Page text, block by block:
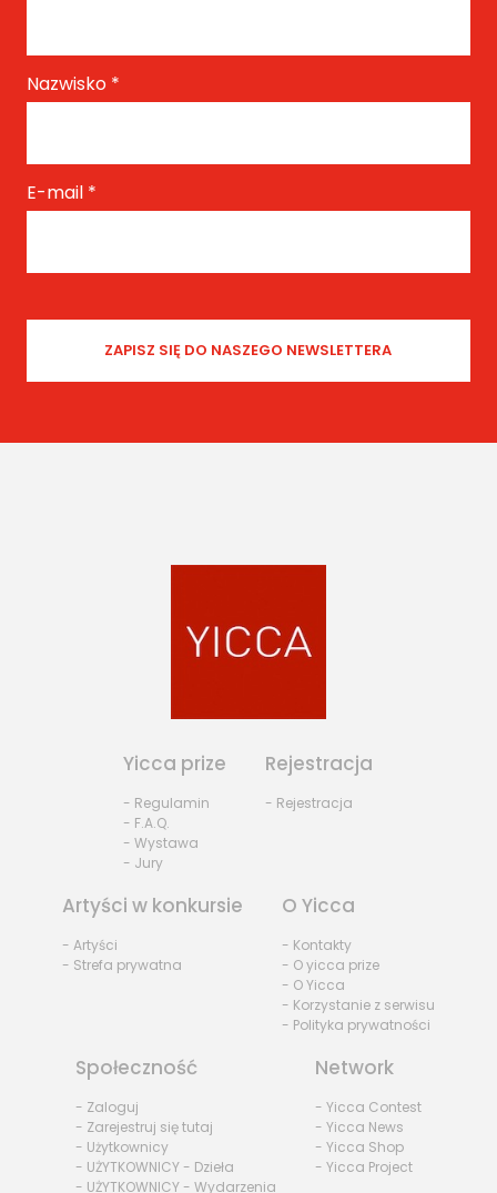
Nazwisko *
E-mail *
Yicca prize
- Regulamin
- F.A.Q.
- Wystawa
- Jury
Rejestracja
- Rejestracja
Artyści w konkursie
- Artyści
- Strefa prywatna
O Yicca
- Kontakty
- O yicca prize
- O Yicca
- Korzystanie z serwisu
- Polityka prywatności
Społeczność
- Zaloguj
- Zarejestruj się tutaj
- Użytkownicy
- UŻYTKOWNICY - Dzieła
- UŻYTKOWNICY - Wydarzenia
Network
- Yicca Contest
- Yicca News
- Yicca Shop
- Yicca Project